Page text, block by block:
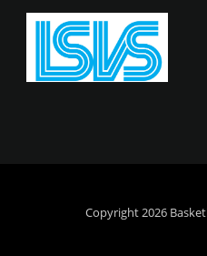
Copyright 2026